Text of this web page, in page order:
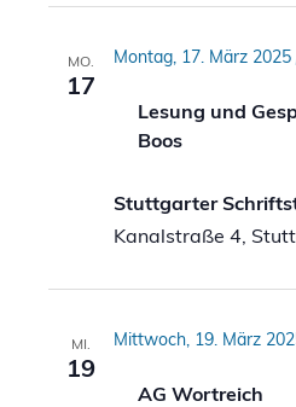
MO.
17
Lesung und
Boos
Montag, 17. März
Stuttgarter
Kanalstraße 4,
MI.
19
AG Wortreich
Mittwoch, 19. März